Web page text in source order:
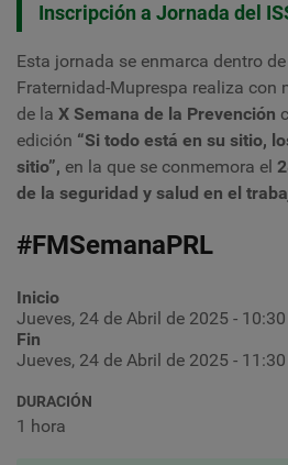
Inscripción a Jornada del
Esta jornada se enmarca dentro
Fraternidad-Muprespa realiza con
de la X Semana de la Prevención
edición “Si todo está en su sitio,
sitio”, en la que se conmemora el
de la seguridad y salud en el
#FMSemanaPRL
Inicio
Jueves, 24 de Abril de 2025 - 10:30
Fin
Jueves, 24 de Abril de 2025 - 11:30
DURACIÓN
1 hora